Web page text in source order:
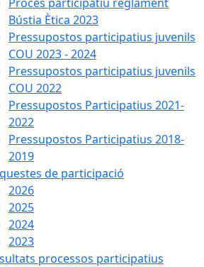
Bústia Ètica 2023
Pressupostos participatius juvenils
COU 2023 - 2024
Pressupostos participatius juvenils
COU 2022
Pressupostos Participatius 2021-
2022
Pressupostos Participatius 2018-
2019
de participació
2026
2025
2024
2023
processos participatius